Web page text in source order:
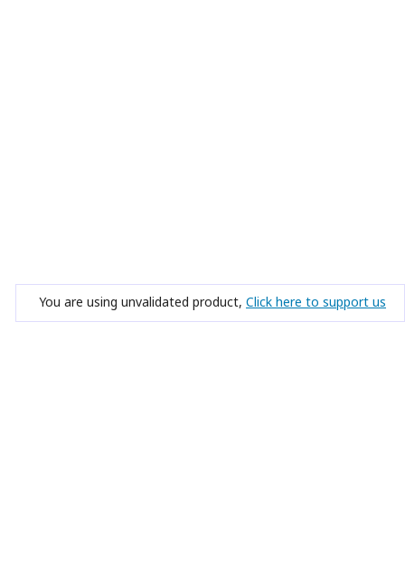
You are using unvalidated product, Click here to support us